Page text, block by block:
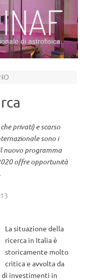
di astrofisica
privati) e scarso
sono i
nuovo programma
offre opportunità
La situazione della
ricerca in Italia è
storicamente molto
critica e avvolta da
di investimenti in